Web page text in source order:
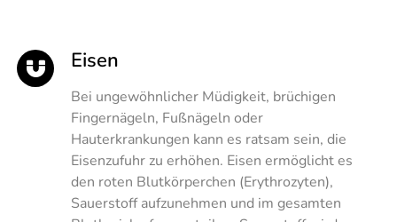
Eisen
Bei ungewöhnlicher Müdigkeit, brüchigen
Fingernägeln, Fußnägeln oder
Hauterkrankungen kann es ratsam sein, die
Eisenzufuhr zu erhöhen. Eisen ermöglicht es
den roten Blutkörperchen (Erythrozyten),
Sauerstoff aufzunehmen und im gesamten